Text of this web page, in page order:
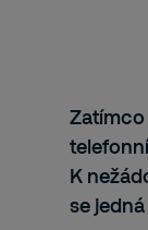
Zatímco
K
se